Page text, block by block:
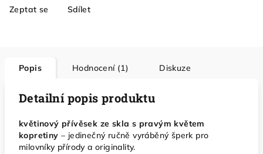
Zeptat se Sdílet
Popis Hodnocení (1) Diskuze
Detailní popis produktu
květinový přívěsek ze skla s pravým květem
kopretiny – jedinečný ručně vyráběný šperk pro
milovníky přírody a originality.